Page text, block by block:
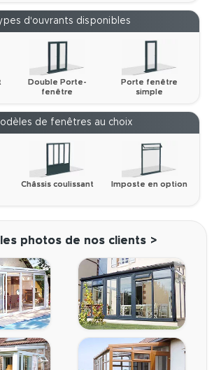
d'ouvrants disponibles
Double Porte-
fenêtre
Porte fenêtre
simple
de fenêtres au choix
Châssis coulissant Imposte en option
photos de nos clients >